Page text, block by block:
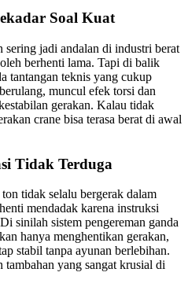
Soal Kuat
sering jadi andalan di industri berat
berhenti lama. Tapi di balik
tantangan teknis yang cukup
muncul efek torsi dan
gerakan. Kalau tidak
crane bisa terasa berat di awal
Tidak Terduga
tidak selalu bergerak dalam
mendadak karena instruksi
sinilah sistem pengereman ganda
hanya menghentikan gerakan,
stabil tanpa ayunan berlebihan.
tambahan yang sangat krusial di